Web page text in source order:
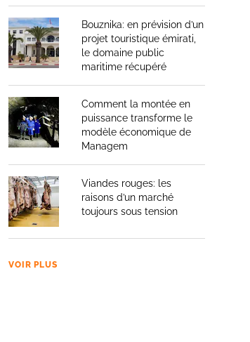
Bouznika: en prévision d’un
projet touristique émirati,
le domaine public
maritime récupéré
Comment la montée en
puissance transforme le
modèle économique de
Managem
Viandes rouges: les
raisons d’un marché
toujours sous tension
VOIR PLUS